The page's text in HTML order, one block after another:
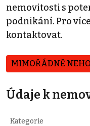
nemovitosti s
podnikání. Pro
kontaktovat.
MIMOŘÁDNĚ
Údaje k
Kategorie